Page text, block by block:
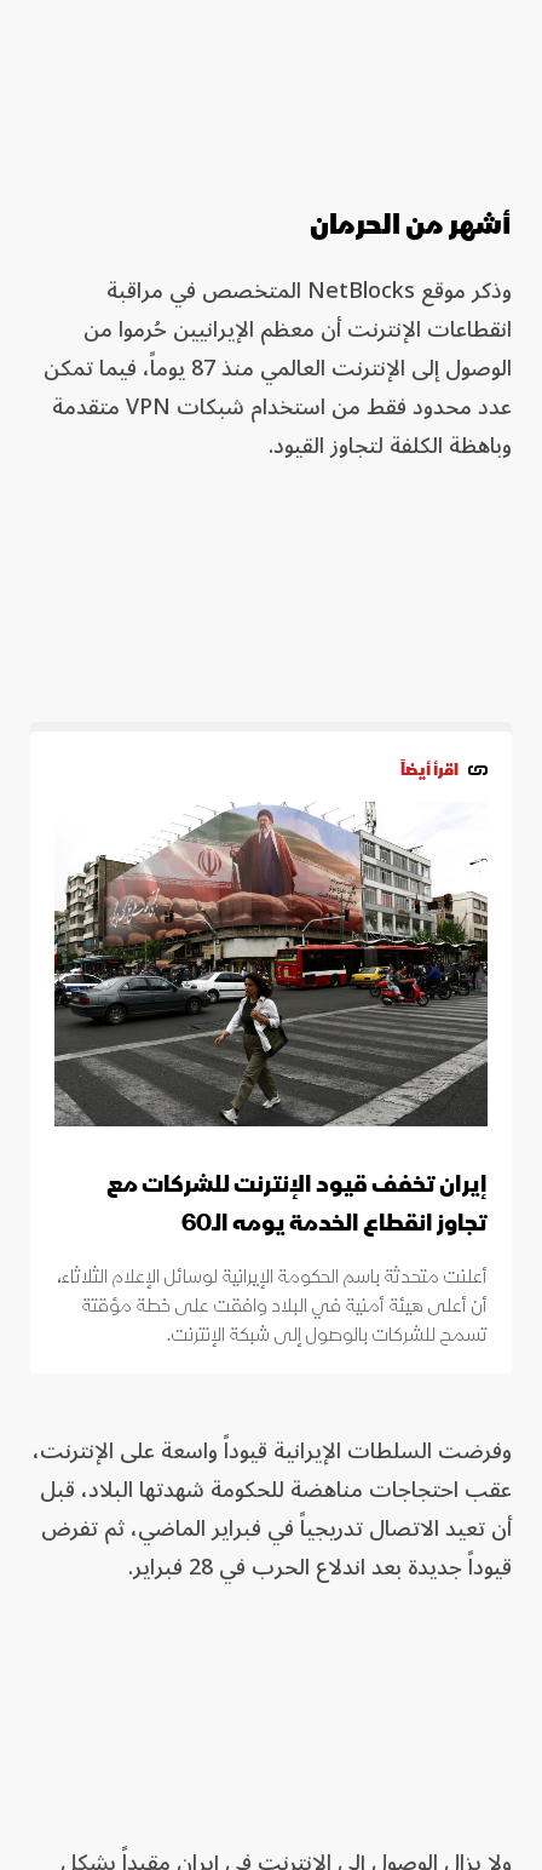
أشهر من الحرمان
وذكر موقع NetBlocks المتخصص في مراقبة
انقطاعات الإنترنت أن معظم الإيرانيين حُرموا من
الوصول إلى الإنترنت العالمي منذ 87 يوماً، فيما تمكن
عدد محدود فقط من استخدام شبكات VPN متقدمة
وباهظة الكلفة لتجاوز القيود.
اقرأ أيضاً
إيران تخفف قيود الإنترنت للشركات مع
تجاوز انقطاع الخدمة يومه الـ60
أعلنت متحدثة باسم الحكومة الإيرانية لوسائل الإعلام الثلاثاء،
أن أعلى هيئة أمنية في البلاد وافقت على خطة مؤقتة
تسمح للشركات بالوصول إلى شبكة الإنترنت.
وفرضت السلطات الإيرانية قيوداً واسعة على الإنترنت،
عقب احتجاجات مناهضة للحكومة شهدتها البلاد، قبل
أن تعيد الاتصال تدريجياً في فبراير الماضي، ثم تفرض
قيوداً جديدة بعد اندلاع الحرب في 28 فبراير.